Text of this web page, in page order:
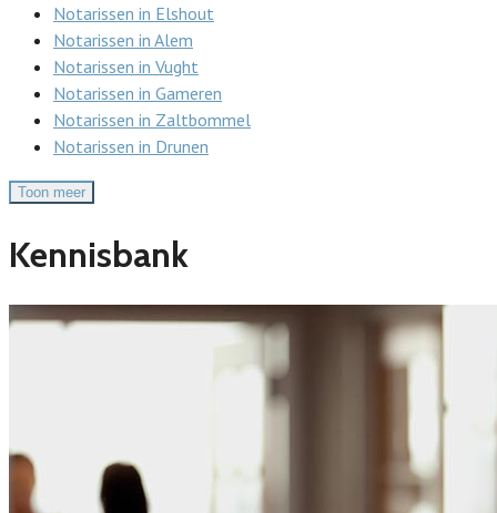
Notarissen in Elshout
Notarissen in Alem
Notarissen in Vught
Notarissen in Gameren
Notarissen in Zaltbommel
Notarissen in Drunen
Toon meer
Kennisbank